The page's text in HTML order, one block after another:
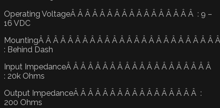
Operating VoltageÂ Â Â Â Â Â Â Â Â Â Â Â Â Â Â Â Â : 9 –
16 VDC
MountingÂ Â Â Â Â Â Â Â Â Â Â Â Â Â Â Â Â Â Â Â Â Â Â Â
: Behind Dash
Input ImpedanceÂ Â Â Â Â Â Â Â Â Â Â Â Â Â Â Â Â Â Â Â
: 20k Ohms
Output ImpedanceÂ Â Â Â Â Â Â Â Â Â Â Â Â Â Â Â Â :
200 Ohms